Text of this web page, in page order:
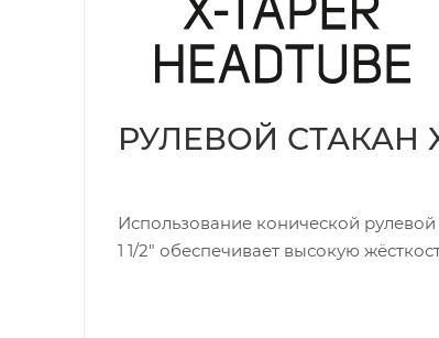
РУЛЕВОЙ СТАКАН
Использование конической
1 1/2" обеспечивает высокую